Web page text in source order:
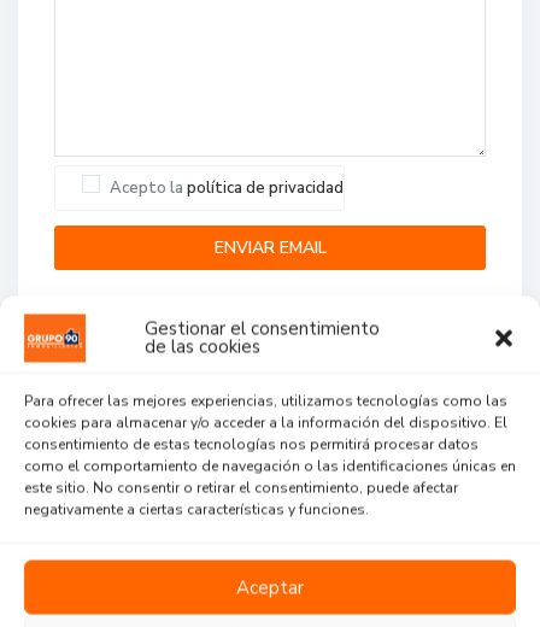
Gestionar el consentimiento
de las cookies
Para ofrecer las mejores experiencias, utilizamos tecnologías como las
cookies para almacenar y/o acceder a la información del dispositivo. El
consentimiento de estas tecnologías nos permitirá procesar datos
como el comportamiento de navegación o las identificaciones únicas en
este sitio. No consentir o retirar el consentimiento, puede afectar
negativamente a ciertas características y funciones.
Aceptar
Acepto la política de privacidad
Agent Reviews
...